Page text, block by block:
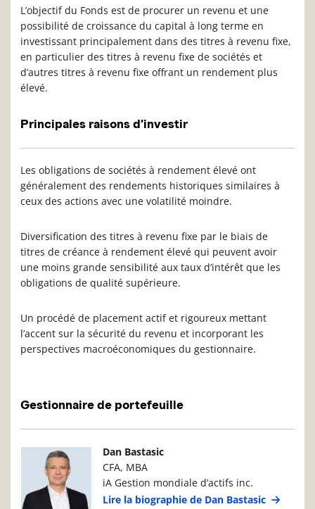
L’objectif du Fonds est de procurer un revenu et une
possibilité de croissance du capital à long terme en
investissant principalement dans des titres à revenu fixe,
en particulier des titres à revenu fixe de sociétés et
d’autres titres à revenu fixe offrant un rendement plus
élevé.
Principales raisons d’investir
Les obligations de sociétés à rendement élevé ont
généralement des rendements historiques similaires à
ceux des actions avec une volatilité moindre.
Diversification des titres à revenu fixe par le biais de
titres de créance à rendement élevé qui peuvent avoir
une moins grande sensibilité aux taux d’intérêt que les
obligations de qualité supérieure.
Un procédé de placement actif et rigoureux mettant
l’accent sur la sécurité du revenu et incorporant les
perspectives macroéconomiques du gestionnaire.
Gestionnaire de portefeuille
Photo du gestionnaire de portefeuille
Dan Bastasic
CFA, MBA
iA Gestion mondiale d’actifs inc.
Lire la biographie de Dan Bastasic